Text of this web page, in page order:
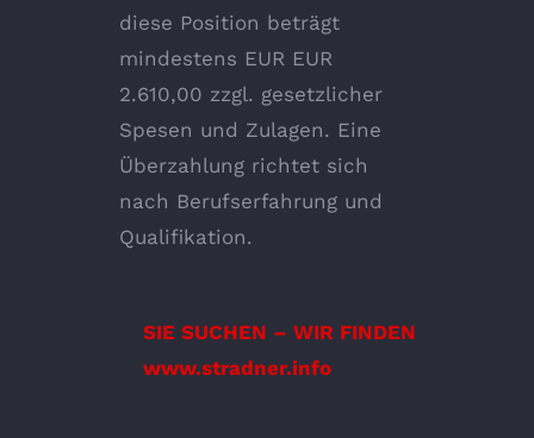
diese Position beträgt
mindestens EUR EUR
2.610,00 zzgl. gesetzlicher
Spesen und Zulagen. Eine
Überzahlung richtet sich
nach Berufserfahrung und
Qualifikation.
SIE SUCHEN – WIR FINDEN
www.stradner.info